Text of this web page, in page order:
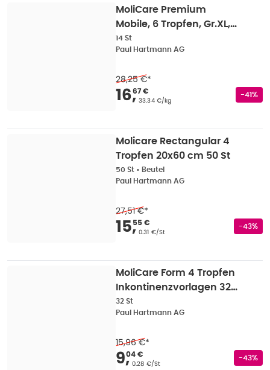
MoliCare Premium
Mobile, 6 Tropfen, Gr.XL,
Hüftumfang 130 - 170 cm
14 St
14 St
Paul Hartmann AG
28,25 €*
Verkaufspreis
16,
67 €
Grundpreis
33.34 €/kg
-41%
Molicare Rectangular 4
Tropfen 20x60 cm 50 St
50 St • Beutel
Paul Hartmann AG
27,51 €*
Verkaufspreis
15,55 €
Grundpreis
0.31 €/St
-43%
MoliCare Form 4 Tropfen
Inkontinenzvorlagen 32
St
32 St
Paul Hartmann AG
15,96 €*
Verkaufspreis 9,04
9,
04 €
Grundpreis
0.28 €/St
-43%